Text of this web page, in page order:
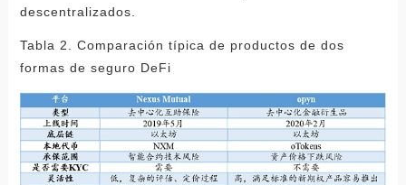
descentralizados.
Tabla 2. Comparación típica de productos de dos
formas de seguro DeFi